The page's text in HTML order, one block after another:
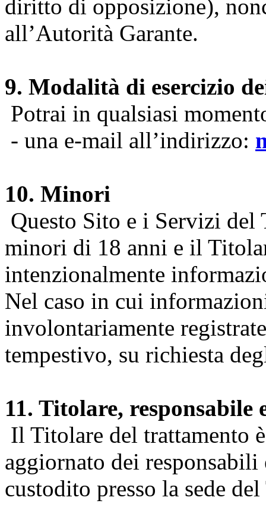
diritto di opposizione),
all’Autorità Garante.
9. Modalità di esercizio
Potrai in qualsiasi
- una e-mail all’indirizzo:
10. Minori
Questo Sito e i Servizi del
minori di 18 anni e il
intenzionalmente
Nel caso in cui
involontariamente
tempestivo, su richiesta
11. Titolare, responsabile
Il Titolare del trattamento
aggiornato dei
custodito presso la sede